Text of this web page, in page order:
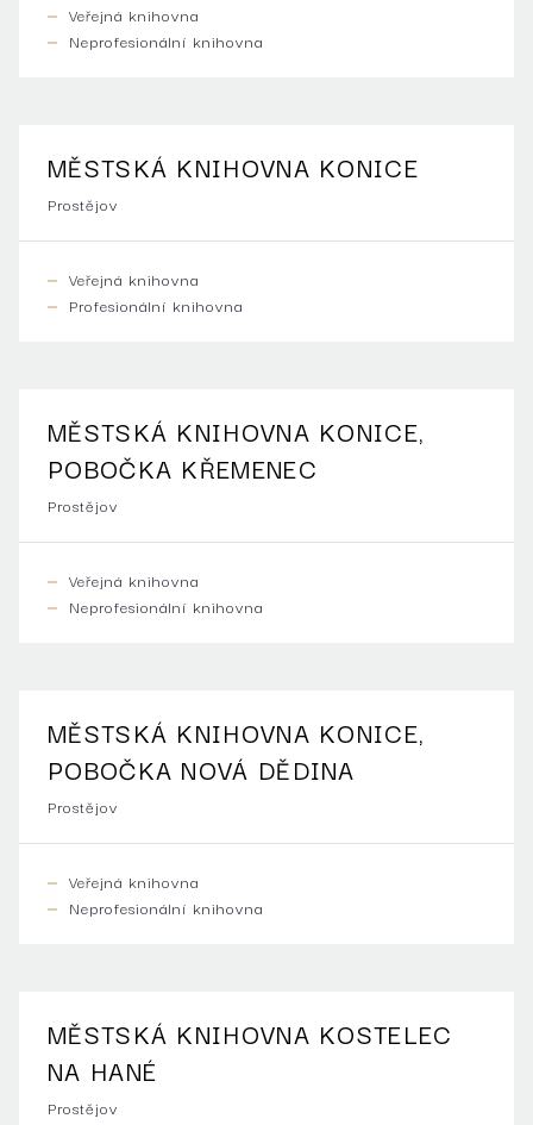
Veřejná knihovna
Neprofesionální knihovna
MĚSTSKÁ KNIHOVNA KONICE
Prostějov
Veřejná knihovna
Profesionální knihovna
MĚSTSKÁ KNIHOVNA KONICE,
POBOČKA KŘEMENEC
Prostějov
Veřejná knihovna
Neprofesionální knihovna
MĚSTSKÁ KNIHOVNA KONICE,
POBOČKA NOVÁ DĚDINA
Prostějov
Veřejná knihovna
Neprofesionální knihovna
MĚSTSKÁ KNIHOVNA KOSTELEC
NA HANÉ
Prostějov